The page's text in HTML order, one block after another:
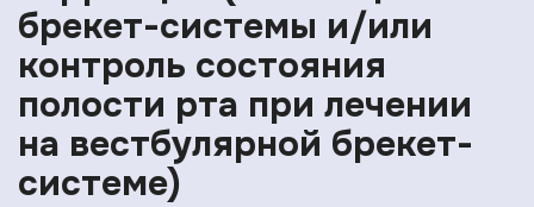
брекет-системы и/или
контроль состояния
полости рта при лечении
на вестбулярной брекет-
системе)